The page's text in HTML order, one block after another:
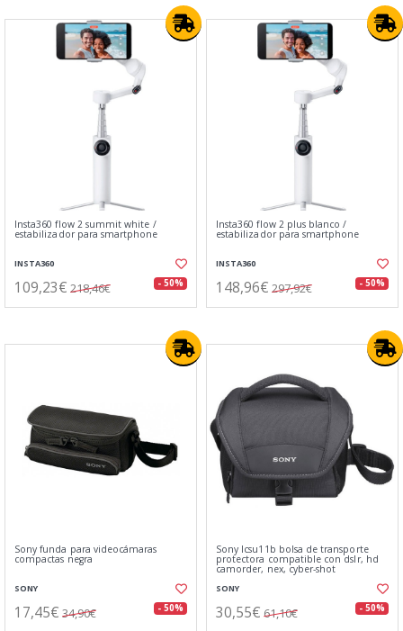
Insta360 flow 2 summit white /
estabilizador para smartphone
INSTA360
109,23€ 218,46€ - 50%
Insta360 flow 2 plus blanco /
estabilizador para smartphone
INSTA360
148,96€ 297,92€ - 50%
Sony funda para videocámaras
compactas negra
SONY
17,45€ 34,90€ - 50%
Sony lcsu11b bolsa de transporte
protectora compatible con dslr, hd
camorder, nex, cyber-shot
SONY
30,55€ 61,10€ - 50%